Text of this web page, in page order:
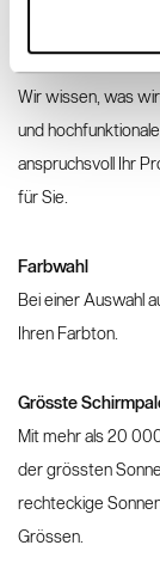
Wir wissen, was
und
anspruchsvoll Ihr
für Sie.
Farbwahl
Bei einer Auswahl
Ihren Farbton.
Grösste
Mit mehr als 20
der grössten
rechteckige
Grössen.